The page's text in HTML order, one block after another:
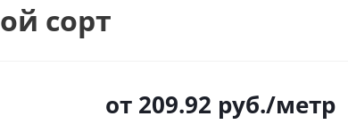
сорт
от 209.92 руб./метр